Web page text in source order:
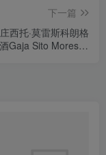
下一篇
西托·莫雷斯科朗格
Gaja Sito Moresco